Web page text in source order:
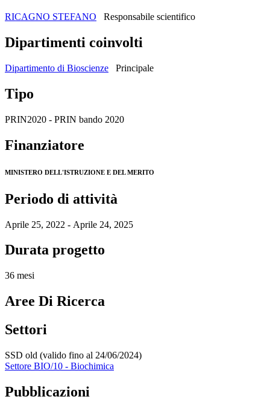
RICAGNO STEFANO Responsabile scientifico
Dipartimenti coinvolti
Dipartimento di Bioscienze Principale
Tipo
PRIN2020 - PRIN bando 2020
Finanziatore
MINISTERO DELL'ISTRUZIONE E DEL MERITO
Periodo di attività
Aprile 25, 2022 - Aprile 24, 2025
Durata progetto
36 mesi
Aree Di Ricerca
Settori
SSD old (valido fino al 24/06/2024)
Settore BIO/10 - Biochimica
Pubblicazioni